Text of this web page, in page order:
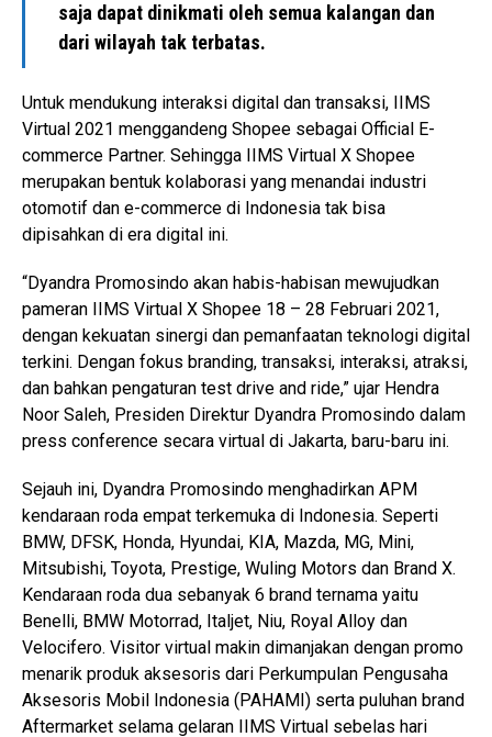
saja dapat dinikmati oleh semua kalangan dan
dari wilayah tak terbatas.
Untuk mendukung interaksi digital dan transaksi, IIMS
Virtual 2021 menggandeng Shopee sebagai Official E-
commerce Partner. Sehingga IIMS Virtual X Shopee
merupakan bentuk kolaborasi yang menandai industri
otomotif dan e-commerce di Indonesia tak bisa
dipisahkan di era digital ini.
“Dyandra Promosindo akan habis-habisan mewujudkan
pameran IIMS Virtual X Shopee 18 – 28 Februari 2021,
dengan kekuatan sinergi dan pemanfaatan teknologi digital
terkini. Dengan fokus branding, transaksi, interaksi, atraksi,
dan bahkan pengaturan test drive and ride,” ujar Hendra
Noor Saleh, Presiden Direktur Dyandra Promosindo dalam
press conference secara virtual di Jakarta, baru-baru ini.
Sejauh ini, Dyandra Promosindo menghadirkan APM
kendaraan roda empat terkemuka di Indonesia. Seperti
BMW, DFSK, Honda, Hyundai, KIA, Mazda, MG, Mini,
Mitsubishi, Toyota, Prestige, Wuling Motors dan Brand X.
Kendaraan roda dua sebanyak 6 brand ternama yaitu
Benelli, BMW Motorrad, Italjet, Niu, Royal Alloy dan
Velocifero. Visitor virtual makin dimanjakan dengan promo
menarik produk aksesoris dari Perkumpulan Pengusaha
Aksesoris Mobil Indonesia (PAHAMI) serta puluhan brand
Aftermarket selama gelaran IIMS Virtual sebelas hari